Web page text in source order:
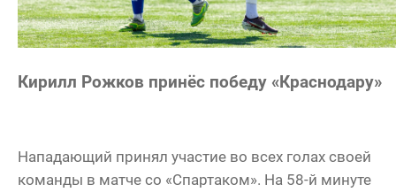
Кирилл Рожков принёс победу «Краснодару»
Нападающий принял участие во всех голах своей
команды в матче со «Спартаком». На 58-й минуте